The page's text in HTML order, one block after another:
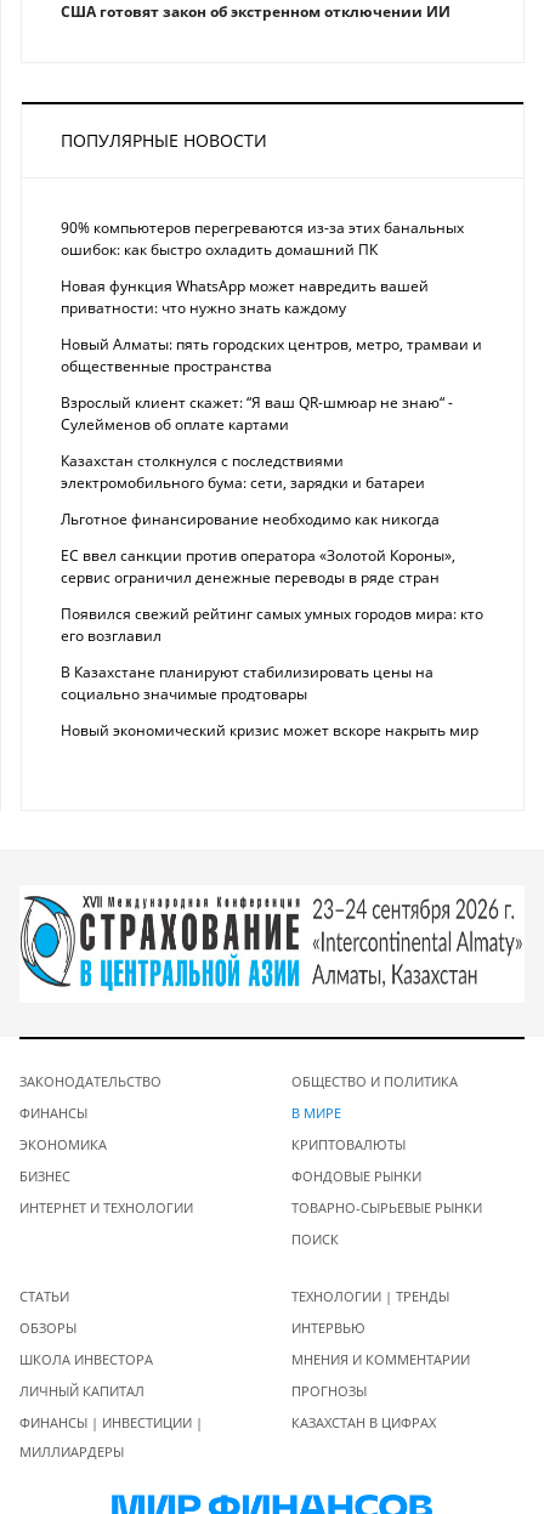
США готовят закон об экстренном отключении ИИ
ПОПУЛЯРНЫЕ НОВОСТИ
90% компьютеров перегреваются из-за этих банальных
ошибок: как быстро охладить домашний ПК
Новая функция WhatsApp может навредить вашей
приватности: что нужно знать каждому
Новый Алматы: пять городских центров, метро, трамваи и
общественные пространства
Взрослый клиент скажет: “Я ваш QR-шмюар не знаю“ -
Сулейменов об оплате картами
Казахстан столкнулся с последствиями
электромобильного бума: сети, зарядки и батареи
Льготное финансирование необходимо как никогда
ЕС ввел санкции против оператора «Золотой Короны»,
сервис ограничил денежные переводы в ряде стран
Появился свежий рейтинг самых умных городов мира: кто
его возглавил
В Казахстане планируют стабилизировать цены на
социально значимые продтовары
Новый экономический кризис может вскоре накрыть мир
ЗАКОНОДАТЕЛЬСТВО
ФИНАНСЫ
ЭКОНОМИКА
БИЗНЕС
ИНТЕРНЕТ И ТЕХНОЛОГИИ
ОБЩЕСТВО И ПОЛИТИКА
В МИРЕ
КРИПТОВАЛЮТЫ
ФОНДОВЫЕ РЫНКИ
ТОВАРНО-СЫРЬЕВЫЕ РЫНКИ
ПОИСК
СТАТЬИ
ОБЗОРЫ
ШКОЛА ИНВЕСТОРА
ЛИЧНЫЙ КАПИТАЛ
ФИНАНСЫ | ИНВЕСТИЦИИ |
МИЛЛИАРДЕРЫ
ТЕХНОЛОГИИ | ТРЕНДЫ
ИНТЕРВЬЮ
МНЕНИЯ И КОММЕНТАРИИ
ПРОГНОЗЫ
КАЗАХСТАН В ЦИФРАХ